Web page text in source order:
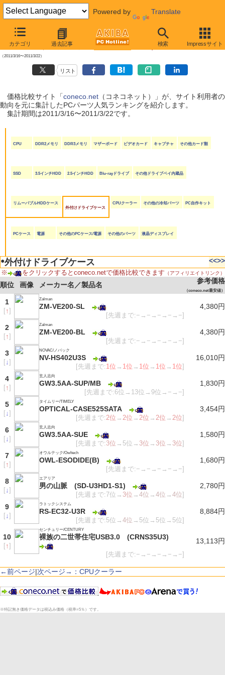
Powered by Translate
カテゴリ 過去記事 検索 Impressサイト
【 2011年3月26日号 】
coneco.net人気ランキング（PCパーツ編）
（2011/3/16〜2011/3/22）
リスト
価格比較サイト「coneco.net（コネコネット）」が、サイト利用者の
動向を元に集計したPCパーツ人気ランキングを紹介します。
集計期間は2011/3/16〜2011/3/22です。
CPU DDR2メモリ DDR3メモリ マザーボード ビデオカード キャプチャ その他カード類
SSD 3.5インチHDD 2.5インチHDD Blu-rayドライブ その他ドライブベイ内蔵品
リムーバブルHDDケース
外付けドライブケース
CPUクーラー その他の冷却パーツ PC自作キット
PCケース 電源 その他のPCケース/電源 その他のパーツ 液晶ディスプレイ
●外付けドライブケース <<>>
※ をクリックするとconeco.netで価格比較できます （アフィリエイトリンク）
順位 画像 メーカー名／製品名 参考価格
（coneco.net最安値）
1
[↑]
Zalman
ZM-VE200-SL
[先週まで:−→−→−→−→−]
4,380円
2
[↑]
Zalman
ZM-VE200-BL
[先週まで:−→−→−→−→−]
4,380円
3
[↓]
NOVAC/ノバック
NV-HS402U3S
[先週まで:1位 → 1位 → 1位 → 1位 → 1位]
16,010円
4
[↑]
玄人志向
GW3.5AA-SUP/MB
[先週まで:6位→13位→9位→−→−]
1,830円
5
[↓]
タイムリー/TIMELY
OPTICAL-CASE525SATA
[先週まで:2位 →2位 →2位 →2位 →2位]
3,454円
6
[↓]
玄人志向
GW3.5AA-SUE
[先週まで:3位 →5位→ 3位 → 3位 → 3位]
1,580円
7
[↑]
オウルテック/Owltech
OWL-ESODIDE(B)
[先週まで:−→−→−→−→−]
1,680円
8
[↓]
エアリア
男の山脈 (SD-U3HD1-S1)
[先週まで:7位→ 3位 →4位 →4位 →4位]
2,780円
9
[↓]
ラトックシステム
RS-EC32-U3R
[先週まで:5位→4位 →5位→5位→5位]
8,884円
10
[↑]
センチュリー/CENTURY
裸族の二世帯住宅USB3.0 (CRNS35U3)
[先週まで:−→−→−→−→−]
13,113円
←前ページ|次ページ→：CPUクーラー
※特記無き価格データは税込み価格（税率=5％）です。